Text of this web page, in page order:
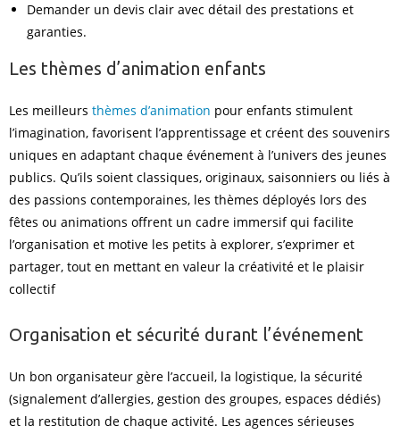
Demander un devis clair avec détail des prestations et
garanties.
Les thèmes d’animation enfants
Les meilleurs thèmes d’animation pour enfants stimulent
l’imagination, favorisent l’apprentissage et créent des souvenirs
uniques en adaptant chaque événement à l’univers des jeunes
publics. Qu’ils soient classiques, originaux, saisonniers ou liés à
des passions contemporaines, les thèmes déployés lors des
fêtes ou animations offrent un cadre immersif qui facilite
l’organisation et motive les petits à explorer, s’exprimer et
partager, tout en mettant en valeur la créativité et le plaisir
collectif
Organisation et sécurité durant l’événement
Un bon organisateur gère l’accueil, la logistique, la sécurité
(signalement d’allergies, gestion des groupes, espaces dédiés)
et la restitution de chaque activité. Les agences sérieuses